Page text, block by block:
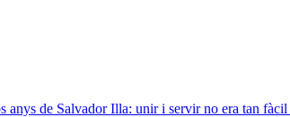
anys de Salvador Illa: unir i servir no era tan fàcil